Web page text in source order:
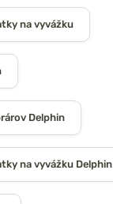
na vyvážku
Delphin
na vyvážku Delphin